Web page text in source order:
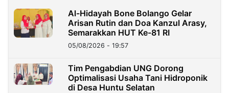
Al-Hidayah Bone Bolango Gelar
Arisan Rutin dan Doa Kanzul Arasy,
Semarakkan HUT Ke-81 RI
05/08/2026 - 19:57
‎Tim Pengabdian UNG Dorong
Optimalisasi Usaha Tani Hidroponik
di Desa Huntu Selatan